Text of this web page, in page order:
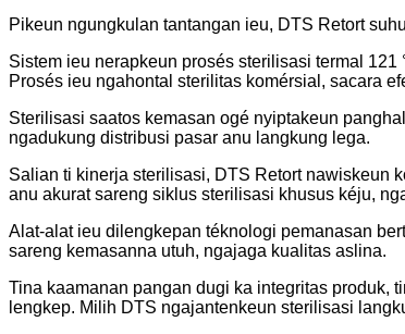
Pikeun ngungkulan tantangan ieu, DTS Retort
Sistem ieu nerapkeun prosés sterilisasi termal
Prosés ieu ngahontal sterilitas komérsial, sacara
Sterilisasi saatos kemasan ogé nyiptakeun
ngadukung distribusi pasar anu langkung lega.
Salian ti kinerja sterilisasi, DTS Retort nawiskeun
anu akurat sareng siklus sterilisasi khusus kéju,
Alat-alat ieu dilengkepan téknologi pemanasan
sareng kemasanna utuh, ngajaga kualitas aslina.
Tina kaamanan pangan dugi ka integritas produk,
lengkep. Milih DTS ngajantenkeun sterilisasi